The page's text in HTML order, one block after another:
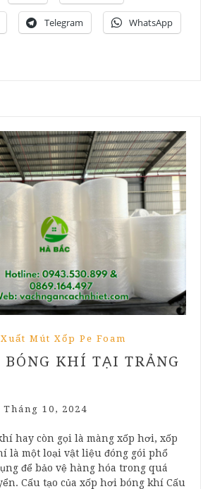
Telegram WhatsApp
Mút Xốp Pe Foam
KHÍ TẠI TRẢNG
Tháng 10, 2024
hay còn gọi là màng xốp hơi, xốp
là một loại vật liệu đóng gói phổ
để bảo vệ hàng hóa trong quá
Cấu tạo của xốp hơi bóng khí Cấu